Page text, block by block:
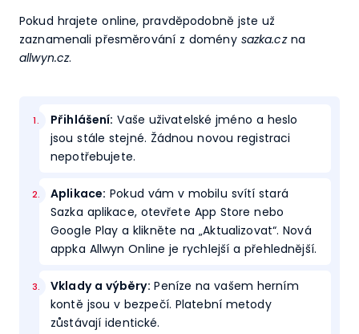
Pokud hrajete online, pravděpodobně jste už
zaznamenali přesměrování z domény sazka.czna
allwyn.cz.
Přihlášení: Vaše uživatelské jméno a heslo
jsou stále stejné. Žádnou novou registraci
nepotřebujete.
Aplikace: Pokud vám v mobilu svítí stará
Sazka aplikace, otevřete App Store nebo
Google Play a klikněte na „Aktualizovat“. Nová
appka Allwyn Online je rychlejší a přehlednější.
Vklady a výběry: Peníze na vašem herním
kontě jsou v bezpečí. Platební metody
zůstávají identické.